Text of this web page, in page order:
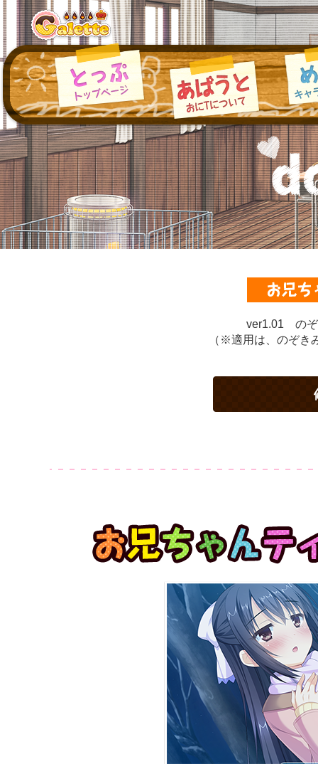
ver1.01 のぞ
（※適用は、のぞき